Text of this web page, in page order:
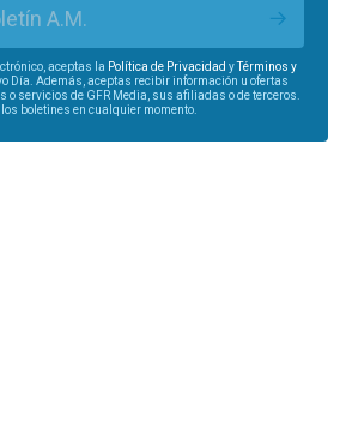
A.M.
aceptas la Política de Privacidad yTérminos y
Día. Además, aceptas recibir información u ofertas
o servicios de GFR Media, sus afiliadas o de terceros.
boletines en cualquier momento.